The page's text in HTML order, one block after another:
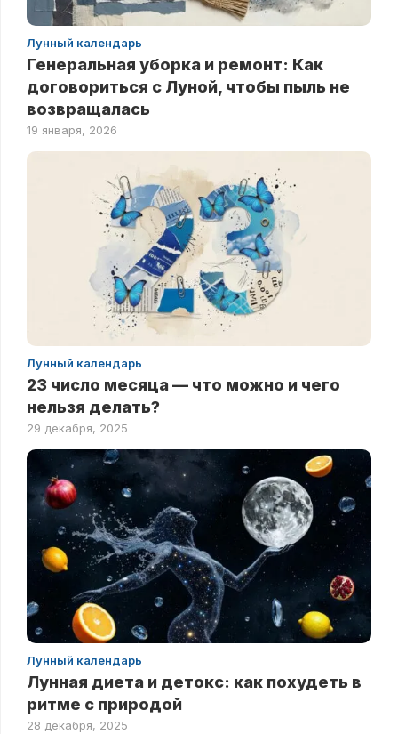
Лунный календарь
Генеральная уборка и ремонт: Как
договориться с Луной, чтобы пыль не
возвращалась
19 января, 2026
Лунный календарь
23 число месяца — что можно и чего
нельзя делать?
29 декабря, 2025
Лунный календарь
Лунная диета и детокс: как похудеть в
ритме с природой
28 декабря, 2025